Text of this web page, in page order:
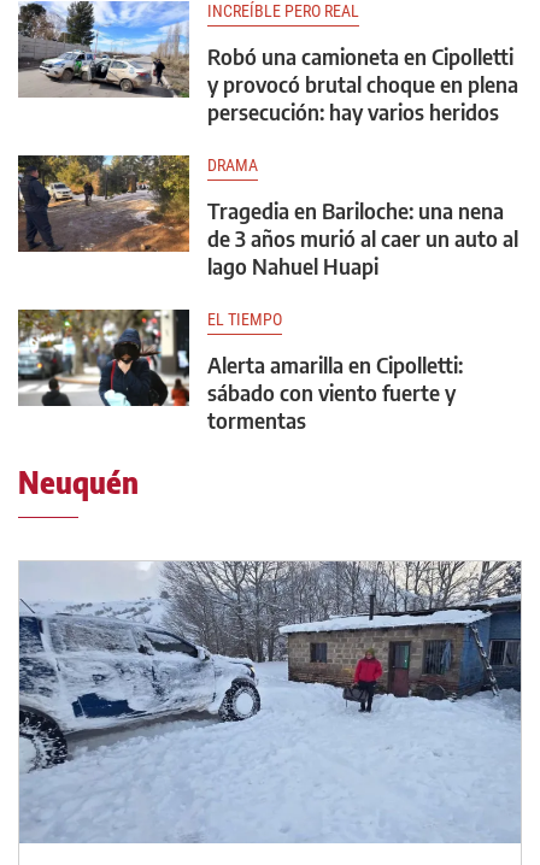
INCREÍBLE PERO REAL
Robó una camioneta en Cipolletti
y provocó brutal choque en plena
persecución: hay varios heridos
DRAMA
Tragedia en Bariloche: una nena
de 3 años murió al caer un auto al
lago Nahuel Huapi
EL TIEMPO
Alerta amarilla en Cipolletti:
sábado con viento fuerte y
tormentas
Neuquén